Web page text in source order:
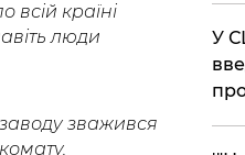
всій країні
люди
зважився
​У